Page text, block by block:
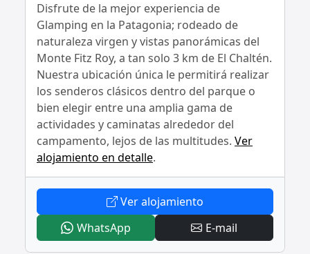
Disfrute de la mejor experiencia de
Glamping en la Patagonia; rodeado de
naturaleza virgen y vistas panorámicas del
Monte Fitz Roy, a tan solo 3 km de El Chaltén.
Nuestra ubicación única le permitirá realizar
los senderos clásicos dentro del parque o
bien elegir entre una amplia gama de
actividades y caminatas alrededor del
campamento, lejos de las multitudes. Ver
alojamiento en detalle.
Ver alojamiento
WhatsApp- Chalten CampE-mail- Chalten